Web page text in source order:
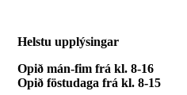
Helstu upplýsingar
Opið mán-fim frá kl. 8-16
Opið föstudaga frá kl. 8-15